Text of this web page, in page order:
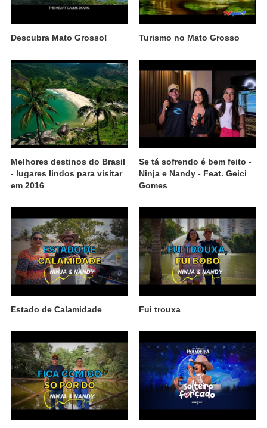
Descubra Mato Grosso! Turismo no Mato Grosso
Melhores destinos do Brasil
- lugares lindos para visitar
em 2016
Se tá sofrendo é bem feito -
Ninja e Nandy - Feat. Geici
Gomes
Estado de Calamidade Fui trouxa